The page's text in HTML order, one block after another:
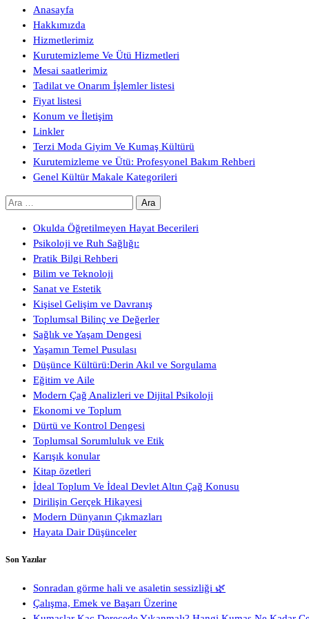
Anasayfa
Hakkımızda
Hizmetlerimiz
Kurutemizleme Ve Ütü Hizmetleri
Mesai saatlerimiz
Tadilat ve Onarım İşlemler listesi
Fiyat listesi
Konum ve İletişim
Linkler
Terzi Moda Giyim Ve Kumaş Kültürü
Kurutemizleme ve Ütü: Profesyonel Bakım Rehberi
Genel Kültür Makale Kategorileri
Arama:
Okulda Öğretilmeyen Hayat Becerileri
Psikoloji ve Ruh Sağlığı:
Pratik Bilgi Rehberi
Bilim ve Teknoloji
Sanat ve Estetik
Kişisel Gelişim ve Davranış
Toplumsal Bilinç ve Değerler
Sağlık ve Yaşam Dengesi
Yaşamın Temel Pusulası
Düşünce Kültürü:Derin Akıl ve Sorgulama
Eğitim ve Aile
Modern Çağ Analizleri ve Dijital Psikoloji
Ekonomi ve Toplum
Dürtü ve Kontrol Dengesi
Toplumsal Sorumluluk ve Etik
Karışık konular
Kitap özetleri
İdeal Toplum Ve İdeal Devlet Altın Çağ Konusu
Dirilişin Gerçek Hikayesi
Modern Dünyanın Çıkmazları
Hayata Dair Düşünceler
Son Yazılar
Sonradan görme hali ve asaletin sessizliği 🌿
Çalışma, Emek ve Başarı Üzerine